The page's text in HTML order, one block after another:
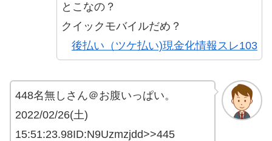
とこなの？
クイックモバイルだめ？
後払い（ツケ払い)現金化情報スレ103
448名無しさん＠お腹いっぱい。
2022/02/26(土)
15:51:23.98ID:N9Uzmzjdd>>445